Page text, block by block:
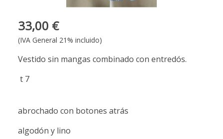
33,00 €
(IVA General 21% incluido)
Vestido sin mangas combinado con entredós.
t 7
abrochado con botones atrás
algodón y lino